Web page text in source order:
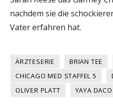
nachdem sie die
Vater erfahren hat.
ÄRZTESERIE BRIAN TEE
CHICAGO MED STAFFEL 5
OLIVER PLATT
YAYA